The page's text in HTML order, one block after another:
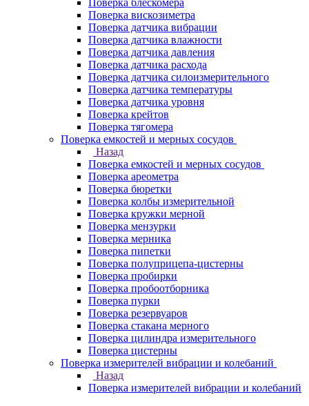
Поверка блескомера
Поверка вискозиметра
Поверка датчика вибрации
Поверка датчика влажности
Поверка датчика давления
Поверка датчика расхода
Поверка датчика силоизмерительного
Поверка датчика температуры
Поверка датчика уровня
Поверка крейтов
Поверка тягомера
Поверка емкостей и мерных сосудов
Назад
Поверка емкостей и мерных сосудов
Поверка ареометра
Поверка бюретки
Поверка колбы измерительной
Поверка кружки мерной
Поверка мензурки
Поверка мерника
Поверка пипетки
Поверка полуприцепа-цистерны
Поверка пробирки
Поверка пробоотборника
Поверка пурки
Поверка резервуаров
Поверка стакана мерного
Поверка цилиндра измерительного
Поверка цистерны
Поверка измерителей вибрации и колебаний
Назад
Поверка измерителей вибрации и колебаний